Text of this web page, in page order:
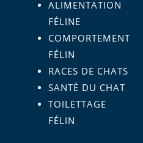
ALIMENTATION
FÉLINE
COMPORTEMENT
FÉLIN
RACES DE CHATS
SANTÉ DU CHAT
TOILETTAGE
FÉLIN